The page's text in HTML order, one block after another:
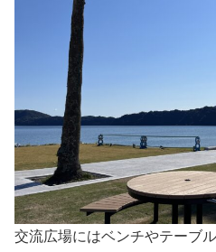
交流広場にはベンチやテーブ